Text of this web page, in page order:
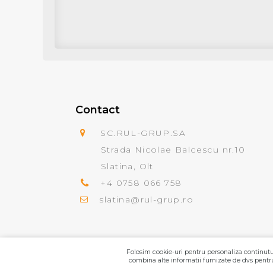
Contact
SC.RUL-GRUP.SA
Strada Nicolae Balcescu nr.10
Slatina, Olt
+4 0758 066 758
slatina@rul-grup.ro
Folosim cookie-uri pentru personaliza
combina alte informatii furnizate de dvs